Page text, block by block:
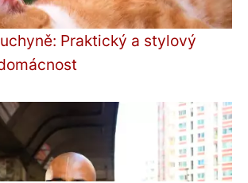
Praktický a stylový